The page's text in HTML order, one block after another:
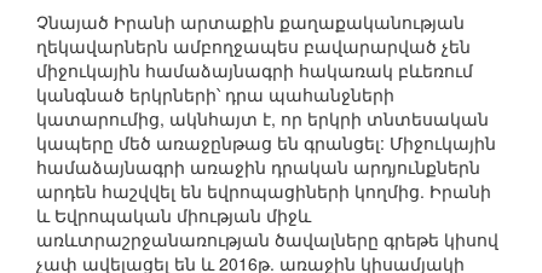
Չնայած Իրանի արտաքին քաղաքականության
ղեկավարներն ամբողջապես բավարարված չեն
միջուկային համաձայնագրի հակառակ բևեռում
կանգնած երկրների՝ դրա պահանջների
կատարումից, ակնհայտ է, որ երկրի տնտեսական
կապերը մեծ առաջընթաց են գրանցել: Միջուկային
համաձայնագրի առաջին դրական արդյունքներն
արդեն հաշվվել են եվրոպացիների կողմից. Իրանի
և Եվրոպական միության միջև
առևտրաշրջանառության ծավալները գրեթե կիսով
չափ ավելացել են և 2016թ. առաջին կիսամյակի